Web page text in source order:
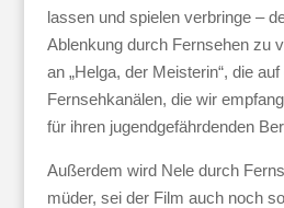
lassen und spielen verbringe –
Ablenkung durch Fernsehen zu
an „Helga, der Meisterin“, die
Fernsehkanälen, die wir
für ihren jugendgefährdenden
Außerdem wird Nele durch
müder, sei der Film auch noch